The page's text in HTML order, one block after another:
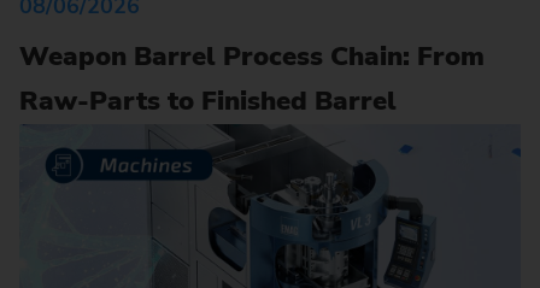
08/06/2026
Weapon Barrel Process Chain: From
Raw-Parts to Finished Barrel